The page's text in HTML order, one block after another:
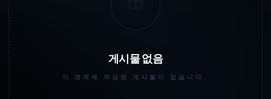
게시물 없음
이 영역에 작성된 게시물이 없습니다.